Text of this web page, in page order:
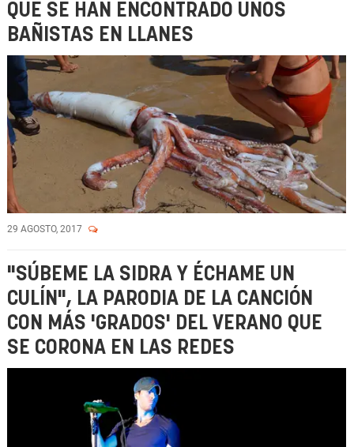
QUE SE HAN ENCONTRADO UNOS
BAÑISTAS EN LLANES
29 AGOSTO, 2017
"SÚBEME LA SIDRA Y ÉCHAME UN
CULÍN", LA PARODIA DE LA CANCIÓN
CON MÁS 'GRADOS' DEL VERANO QUE
SE CORONA EN LAS REDES